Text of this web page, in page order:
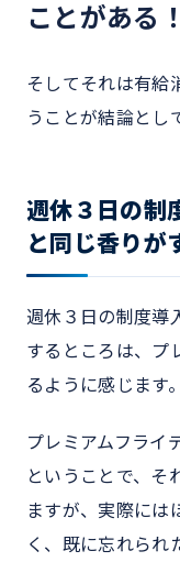
ことがある！
そしてそれは有給
うことが結論とし
週休３日の制
と同じ香りが
週休３日の制度導
するところは、プ
るように感じます。
プレミアムフライ
ということで、そ
ますが、実際には
く、既に忘れられ